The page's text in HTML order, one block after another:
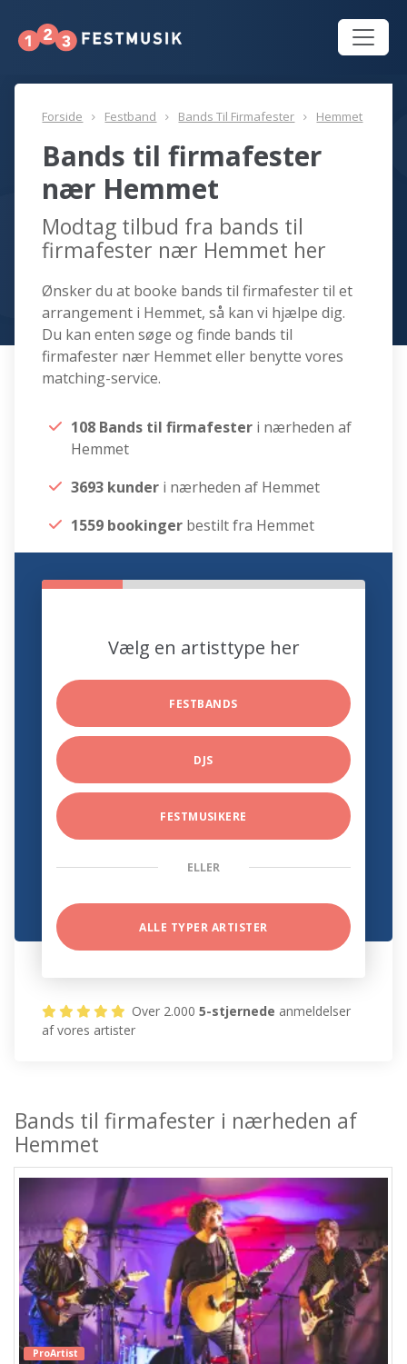
Forside Festband Bands Til Firmafester Hemmet
Bands til firmafester
nær Hemmet
Modtag tilbud fra bands til
firmafester nær Hemmet her
Ønsker du at booke bands til firmafester til et
arrangement i Hemmet, så kan vi hjælpe dig.
Du kan enten søge og finde bands til
firmafester nær Hemmet eller benytte vores
matching-service.
108 Bands til firmafester i nærheden af
Hemmet
3693 kunder i nærheden af Hemmet
1559 bookinger bestilt fra Hemmet
Vælg en artisttype her
FESTBANDS
DJS
FESTMUSIKERE
ELLER
ALLE TYPER ARTISTER
Over 2.0005-stjernede anmeldelser
af vores artister
Bands til firmafester i nærheden af
Hemmet
ProArtist